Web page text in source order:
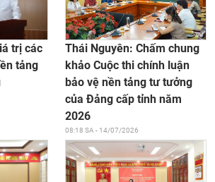
trị các
tảng
Thái Nguyên: Chấm chung
khảo Cuộc thi chính luận
bảo vệ nền tảng tư tưởng
của Đảng cấp tỉnh năm
2026
08:18 SA - 14/07/2026